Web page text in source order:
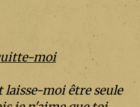
moi
moi être seule